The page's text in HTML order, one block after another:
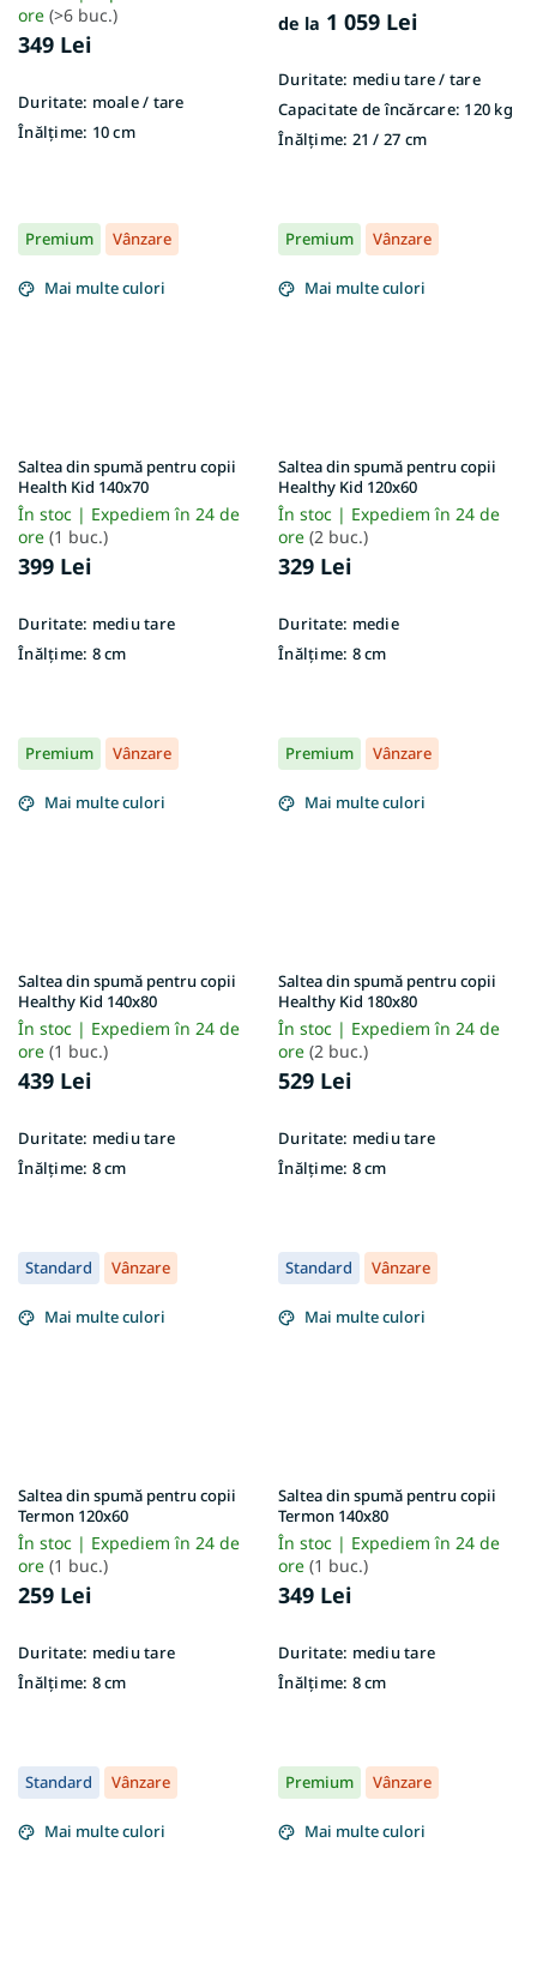
ore (>6 buc.)
349 Lei
Duritate: moale / tare
Înălțime: 10 cm
de la 1 059 Lei
Duritate: mediu tare / tare
Capacitate de încărcare: 120 kg
Înălțime: 21 / 27 cm
Premium Vânzare
Mai multe culori
Saltea din spumă pentru copii
Health Kid 140x70
În stoc | Expediem în 24 de
ore (1 buc.)
399 Lei
Duritate: mediu tare
Înălțime: 8 cm
Premium Vânzare
Mai multe culori
Saltea din spumă pentru copii
Healthy Kid 120x60
În stoc | Expediem în 24 de
ore (2 buc.)
329 Lei
Duritate: medie
Înălțime: 8 cm
Premium Vânzare
Mai multe culori
Saltea din spumă pentru copii
Healthy Kid 140x80
În stoc | Expediem în 24 de
ore (1 buc.)
439 Lei
Duritate: mediu tare
Înălțime: 8 cm
Premium Vânzare
Mai multe culori
Saltea din spumă pentru copii
Healthy Kid 180x80
În stoc | Expediem în 24 de
ore (2 buc.)
529 Lei
Duritate: mediu tare
Înălțime: 8 cm
Standard Vânzare
Mai multe culori
Saltea din spumă pentru copii
Termon 120x60
În stoc | Expediem în 24 de
ore (1 buc.)
259 Lei
Duritate: mediu tare
Înălțime: 8 cm
Standard Vânzare
Mai multe culori
Saltea din spumă pentru copii
Termon 140x80
În stoc | Expediem în 24 de
ore (1 buc.)
349 Lei
Duritate: mediu tare
Înălțime: 8 cm
Standard Vânzare
Mai multe culori
Premium Vânzare
Mai multe culori